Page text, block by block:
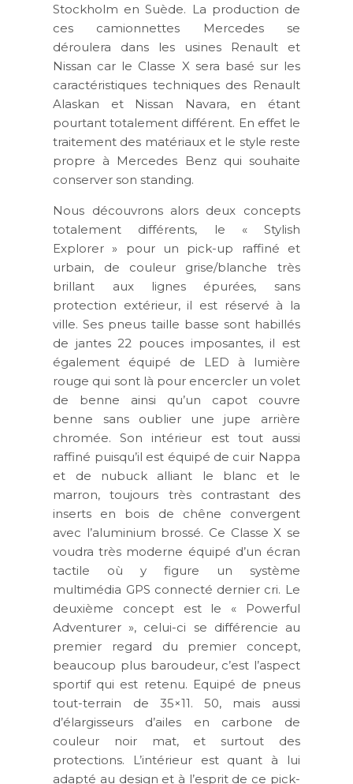
Stockholm en Suède. La production de
ces camionnettes Mercedes se
déroulera dans les usines Renault et
Nissan car le Classe X sera basé sur les
caractéristiques techniques des Renault
Alaskan et Nissan Navara, en étant
pourtant totalement différent. En effet le
traitement des matériaux et le style reste
propre à Mercedes Benz qui souhaite
conserver son standing.
Nous découvrons alors deux concepts
totalement différents, le « Stylish
Explorer » pour un pick-up raffiné et
urbain, de couleur grise/blanche très
brillant aux lignes épurées, sans
protection extérieur, il est réservé à la
ville. Ses pneus taille basse sont habillés
de jantes 22 pouces imposantes, il est
également équipé de LED à lumière
rouge qui sont là pour encercler un volet
de benne ainsi qu’un capot couvre
benne sans oublier une jupe arrière
chromée. Son intérieur est tout aussi
raffiné puisqu’il est équipé de cuir Nappa
et de nubuck alliant le blanc et le
marron, toujours très contrastant des
inserts en bois de chêne convergent
avec l’aluminium brossé. Ce Classe X se
voudra très moderne équipé d’un écran
tactile où y figure un système
multimédia GPS connecté dernier cri. Le
deuxième concept est le « Powerful
Adventurer », celui-ci se différencie au
premier regard du premier concept,
beaucoup plus baroudeur, c’est l’aspect
sportif qui est retenu. Equipé de pneus
tout-terrain de 35×11. 50, mais aussi
d’élargisseurs d’ailes en carbone de
couleur noir mat, et surtout des
protections. L’intérieur est quant à lui
adapté au design et à l’esprit de ce pick-